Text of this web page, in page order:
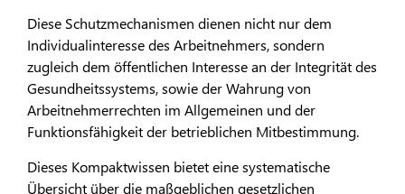
Diese Schutzmechanismen dienen nicht nur dem
Individualinteresse des Arbeitnehmers, sondern
zugleich dem öffentlichen Interesse an der Integrität des
Gesundheitssystems, sowie der Wahrung von
Arbeitnehmerrechten im Allgemeinen und der
Funktionsfähigkeit der betrieblichen Mitbestimmung.
Dieses Kompaktwissen bietet eine systematische
Übersicht über die maßgeblichen gesetzlichen